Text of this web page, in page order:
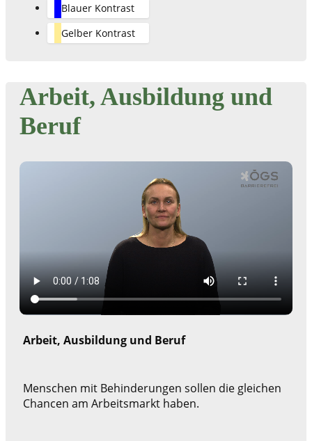
Blauer Kontrast
Gelber Kontrast
Arbeit, Ausbildung und
Beruf
Arbeit, Ausbildung und Beruf
Menschen mit Behinderungen sollen die gleichen
Chancen am Arbeitsmarkt haben.